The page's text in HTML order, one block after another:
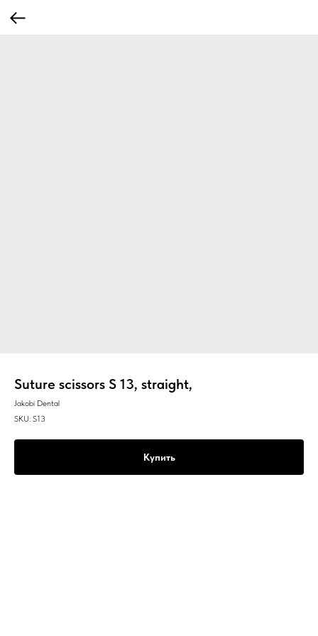
Suture scissors S 13, straight,
Jakobi Dental
SKU: S13
Купить